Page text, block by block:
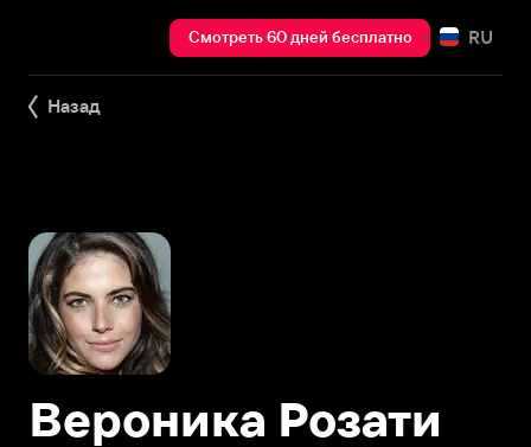
Смотреть 60 дней бесплатно RU
Назад
Вероника Розати